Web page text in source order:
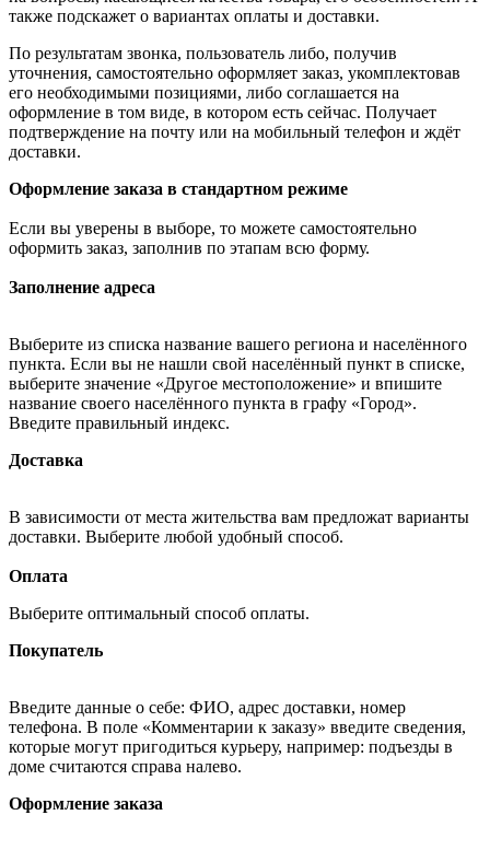
также подскажет о вариантах оплаты и доставки.
По результатам звонка, пользователь либо, получив
уточнения, самостоятельно оформляет заказ, укомплектовав
его необходимыми позициями, либо соглашается на
оформление в том виде, в котором есть сейчас. Получает
подтверждение на почту или на мобильный телефон и ждёт
доставки.
Оформление заказа в стандартном режиме
Если вы уверены в выборе, то можете самостоятельно
оформить заказ, заполнив по этапам всю форму.
Заполнение адреса
Выберите из списка название вашего региона и населённого
пункта. Если вы не нашли свой населённый пункт в списке,
выберите значение «Другое местоположение» и впишите
название своего населённого пункта в графу «Город».
Введите правильный индекс.
Доставка
В зависимости от места жительства вам предложат варианты
доставки. Выберите любой удобный способ.
Оплата
Выберите оптимальный способ оплаты.
Покупатель
Введите данные о себе: ФИО, адрес доставки, номер
телефона. В поле «Комментарии к заказу» введите сведения,
которые могут пригодиться курьеру, например: подъезды в
доме считаются справа налево.
Оформление заказа